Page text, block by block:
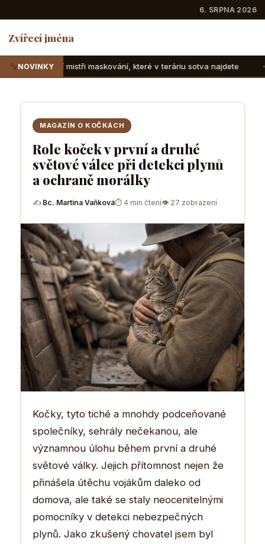
6. SRPNA 2026
Zvířecí jména
NOVINKYkteré v teráriu sotva najdete Suchozemské
MAGAZÍN O KOČKÁCH
Role koček v první a druhé
světové válce při detekci plynů
a ochraně morálky
✍ Bc. Martina Vaňková⏱ 4 min čtení👁 27 zobrazení
Kočky, tyto tiché a mnohdy podceňované
společníky, sehrály nečekanou, ale
významnou úlohu během první a druhé
světové války. Jejich přítomnost nejen že
přinášela útěchu vojákům daleko od
domova, ale také se staly neocenitelnými
pomocníky v detekci nebezpečných
plynů. Jako zkušený chovatel jsem byl